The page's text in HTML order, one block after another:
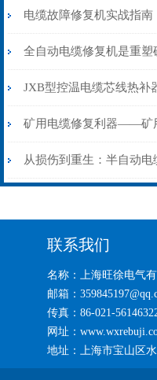
电缆故障修复机实战指南
从“盲测”到“精确定点”的
步作业法
全自动电缆修复机是重塑
山电力动脉的“智能外科
生”
JXB型控温电缆芯线热补
安装与接线：精准修复的
艺基石
矿用电缆修复利器——矿
电缆热补机智能控温，安
从损伤到重生：半自动电
联系我们
名称：上海旺徐电气有
邮箱：
传真：86-021-
网址：
地址：上海市宝山区